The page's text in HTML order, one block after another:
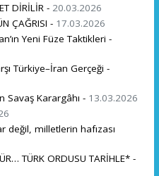
DİRİLİR - 20.03.2026
ÇAĞRISI - 17.03.2026
Yeni Füze Taktikleri -
Türkiye–İran Gerçeği -
Savaş Karargâhı - 13.03.2026
değil, milletlerin hafızası
TÜRK ORDUSU TARİHLE* -